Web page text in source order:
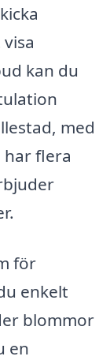
kan du
med
har flera
för
enkelt
blommor
en